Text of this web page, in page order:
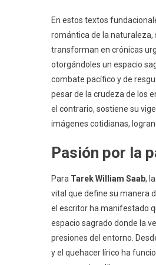
En estos textos
romántica de la naturaleza,
transforman en crónicas
otorgándoles un espacio
combate pacífico y de
pesar de la crudeza de los
el contrario, sostiene su
imágenes cotidianas,
Pasión por la
Para Tarek William Saab,
vital que define su manera
el escritor ha manifestado
espacio sagrado donde la
presiones del entorno.
y el quehacer lírico ha